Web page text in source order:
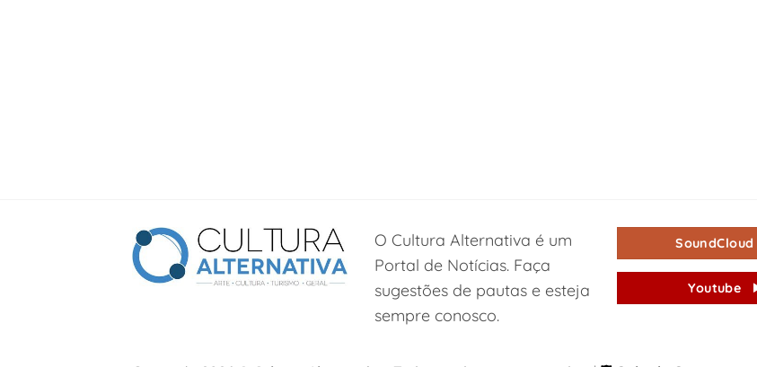
O Cultura Alternativa é um
Portal de Notícias. Faça
sugestões de pautas e esteja
sempre conosco.
SoundCloud
Youtube